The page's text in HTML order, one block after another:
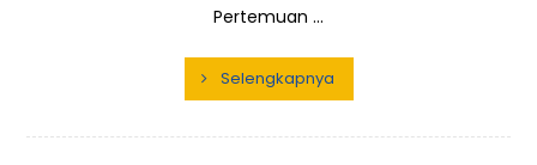
Pertemuan ...
Selengkapnya